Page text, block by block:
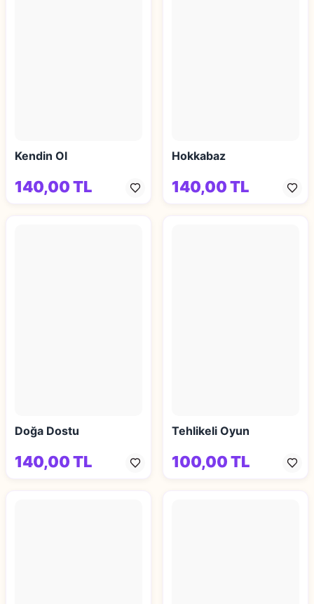
Kendin Ol
140,00 TL
Hokkabaz
140,00 TL
Doğa Dostu
140,00 TL
Tehlikeli Oyun
100,00 TL